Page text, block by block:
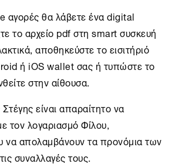
αγορές θα λάβετε ένα digital
το αρχείο pdf στη smart συσκευή
αποθηκεύστε το εισιτήριό
ή iOS wallet σας ή τυπώστε το
στην αίθουσα.
είναι απαραίτητο να
τον λογαριασμό Φίλου,
να απολαμβάνουν τα προνόμια των
συναλλαγές τους.